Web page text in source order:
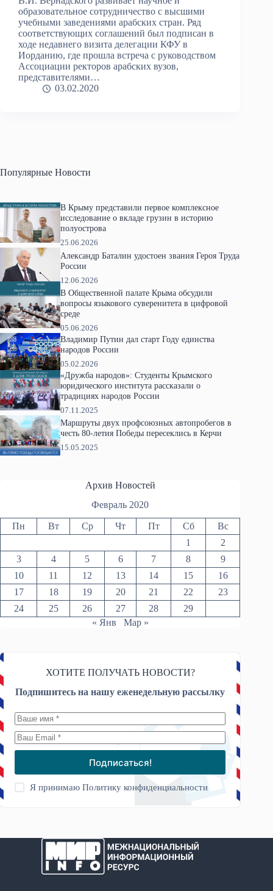
образовательное сотрудничество с высшими
учебными заведениями арабских стран. Ряд
соответствующих соглашений был подписан в
ходе недавнего визита делегации КФУ в
Иорданию, где прошла встреча с руководством
Ассоциации ректоров арабских вузов,
представителями…
03.02.2020
Популярные Новости
В Крыму представили первое комплексное
исследование о вкладе грузин в историю
полуострова
25.06.2026
Александр Баталин удостоен звания Героя Труда
России
12.06.2026
В Общественной палате Крыма обсудили
вопросы языкового суверенитета в цифровой
среде
05.06.2026
Владимир Путин дал старт Году единства
народов России
05.02.2026
«Дружба народов»: Студенты Крымского
юридического института рассказали о
традициях народов России
07.11.2025
Маршруты двух профсоюзных автопробегов в
честь 80-летия Победы пересеклись в Керчи
15.05.2025
Архив Новостей
Февраль 2020
Пн Вт Ср Чт Пт Сб
Вс
1
2
3
4 5 6 7 8
9
10
11 12 13 14 15
16
17
18 19 20 21 22
23
24
25 26 27 28
29
« Янв
Мар »
ХОТИТЕ ПОЛУЧАТЬ НОВОСТИ?
Подпишитесь на нашу еженедельную рассылку
Подписаться!
Я принимаюПолитику конфиденциальности